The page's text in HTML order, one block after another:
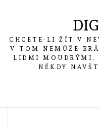
CHCETE-LI ŽÍT V
V TOM NEMŮŽE
LIDMI MOUDRÝMI,
NĚKDY